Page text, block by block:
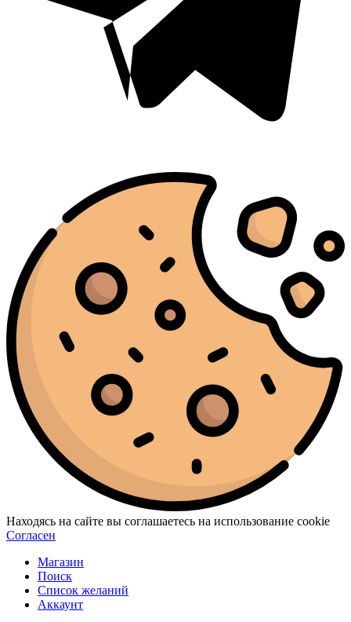
Находясь на сайте вы соглашаетесь на использование cookie
Согласен
Магазин
Поиск
Список желаний
Аккаунт